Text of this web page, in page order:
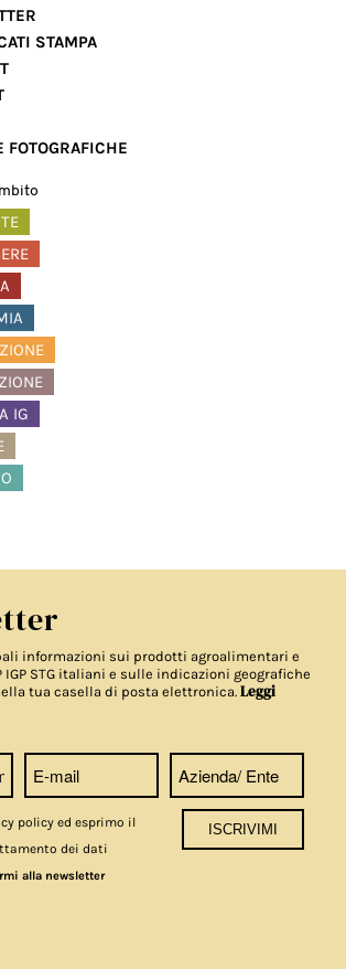
STAMPA
FOTOGRAFICHE
IG
informazioni sui prodotti agroalimentari e
STG italiani e sulle indicazioni geografiche
tua casella di posta elettronica.Leggi
policy ed esprimo il
dei dati
alla newsletter